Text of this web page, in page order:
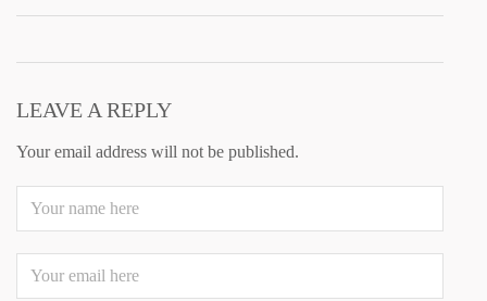
LEAVE A REPLY
Your email address will not be published.